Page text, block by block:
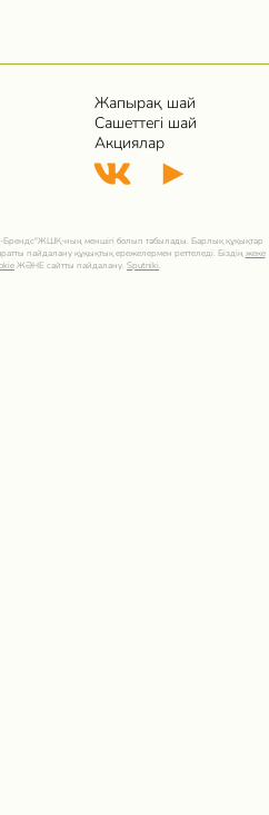
Жапырақ шай
Сашеттегі шай
Акциялар
Брендс"ЖШҚ-ның меншігі болып табылады. Барлық құқықтар
пайдалану құқықтық ережелермен реттеледі. Біздіңжеке
ЖӘНЕ сайтты пайдалану. Sputniki.